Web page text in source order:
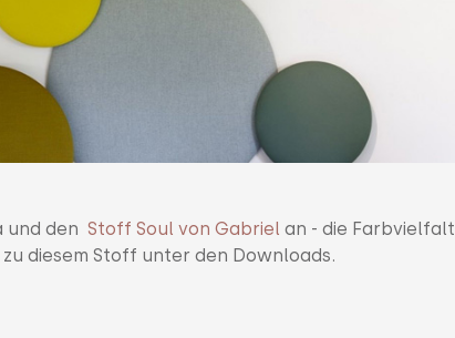
und den Stoff Soul von Gabriel an - die Farbvielfalt
diesem Stoff unter den Downloads.